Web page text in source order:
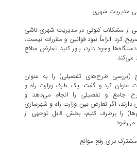
مدیریت شهری
از مشکلات کنونی در مدیریت شهری ناشی
کرد: الزاماً نبود قوانین و مقررات نیست،
وجود دارد، باور کنید تعارض منافع
می‌کند.
(بررسی طرح‌های تفصیلی) را به عنوان
عنوان کرد و گفت: یک طرف وزارت راه و
جامع و تفصیلی را انجام می‌دهد و
دارند، اگر تعارض بین وزارت راه و شهرسازی
را برطرف کنیم، بخش قابل توجهی از
می‌شود.
برای رفع موانع